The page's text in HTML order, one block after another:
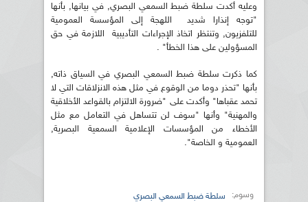
وعليه أكدت سلطة ضبط السمعي البصري, في بيانها, بأنها
"توجه إنذارا شديد اللهجة إلى المؤسسة العمومية
للتلفزيون, وتنتظر اتخاذ الإجراءات التأديبية اللازمة في حق
المسؤولين على هذا الخطأ" .
كما ذكرت سلطة ضبط السمعي البصري في السياق ذاته,
بأنها "تحذر دوما من الوقوع في مثل هذه الانزلاقات التي لا
تحمد عقباها" وأكدت على "ضرورة الالتزام بالقواعد الأخلاقية
والمهنية" وأنها "سوف لن تتساهل في التعامل مع مثل
الأخطاء من المؤسسات الإعلامية السمعية البصرية,
العمومية و الخاصة".
وسوم: سلطة ضبط السمعي البصري